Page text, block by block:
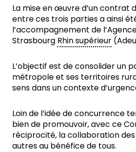
La mise en œuvre d’un contrat
entre ces trois parties a ainsi
l’accompagnement de
Strasbourg Rhin supérieur
L’objectif est de consolider un
métropole et ses territoires
sens dans un contexte
Loin de l’idée de concurrence
bien de promouvoir, avec ce
réciprocité, la collaboration
autres au bénéfice de tous.